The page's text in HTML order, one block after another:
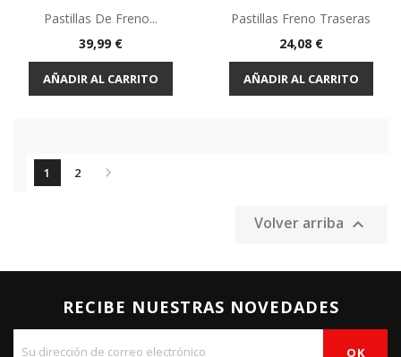
Pastillas De Freno...
Precio
39,99 €
AÑADIR AL CARRITO
Pastillas Freno Traseras
Precio
24,08 €
AÑADIR AL CARRITO
1 2 
Volver arriba 
RECIBE NUESTRAS NOVEDADES